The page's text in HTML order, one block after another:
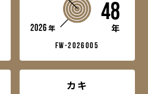
2026年
48
年
fw-2026005
カキ